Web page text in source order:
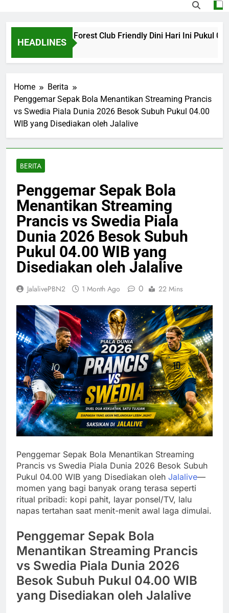
HEADLINES
Nottingham Forest Club Friendly Dini Hari Ini Pukul
Home
Berita
Penggemar Sepak Bola Menantikan Streaming Prancis
vs Swedia Piala Dunia 2026 Besok Subuh Pukul 04.00
WIB yang Disediakan oleh Jalalive
BERITA
Penggemar Sepak Bola
Menantikan Streaming
Prancis vs Swedia Piala
Dunia 2026 Besok Subuh
Pukul 04.00 WIB yang
Disediakan oleh Jalalive
JalalivePBN2 1 Month Ago 0 22 Mins
Penggemar Sepak Bola Menantikan Streaming
Prancis vs Swedia Piala Dunia 2026 Besok Subuh
Pukul 04.00 WIB yang Disediakan oleh Jalalive—
momen yang bagi banyak orang terasa seperti
ritual pribadi: kopi pahit, layar ponsel/TV, lalu
napas tertahan saat menit-menit awal laga dimulai.
Penggemar Sepak Bola
Menantikan Streaming Prancis
vs Swedia Piala Dunia 2026
Besok Subuh Pukul 04.00 WIB
yang Disediakan oleh Jalalive